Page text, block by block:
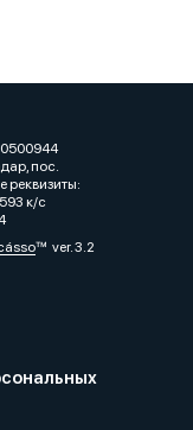
пос.
реквизиты:
к/с
ver. 3.2